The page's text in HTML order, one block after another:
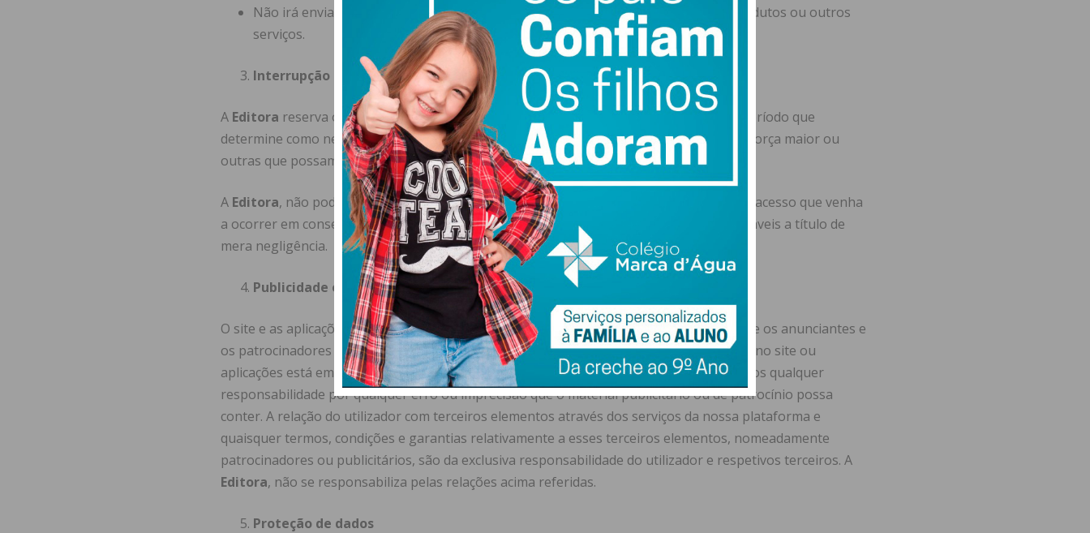
Não irá enviar emails não solicitados que incluam promoções ou publicidade a produtos ou outros
serviços.
Interrupção ou suspensão do acesso
A Editora reserva o direito de interromper o acesso ao site e/ou suas aplicações pelo período que
determine como necessário, por quaisquer razões de ordem técnica, administrativa, de força maior ou
outras que possam surgir e não estejam diretamente aqui contempladas.
A Editora, não poderá ser responsabilizado por qualquer suspensão ou interrupção de acesso que venha
a ocorrer em consequência de factos que não lhe sejam imputáveis ou que sejam imputáveis a título de
mera negligência.
Publicidade e Patrocínio
O site e as aplicações podem conter publicidade e patrocinadores. AEditoraressalva que os anunciantes e
os patrocinadores são responsáveis por garantir que o material recebido para inclusão no site ou
aplicações está em conformidade com as leis, códigos e regulamentos em vigor. Excluímos qualquer
responsabilidade por qualquer erro ou imprecisão que o material publicitário ou de patrocínio possa
conter. A relação do utilizador com terceiros elementos através dos serviços da nossa plataforma e
quaisquer termos, condições e garantias relativamente a esses terceiros elementos, nomeadamente
patrocinadores ou publicitários, são da exclusiva responsabilidade do utilizador e respetivos terceiros. A
Editora, não se responsabiliza pelas relações acima referidas.
Proteção de dados